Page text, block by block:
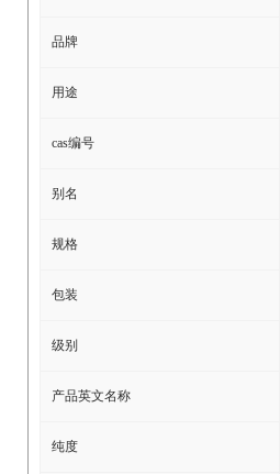
品牌
用途
cas编号
别名
规格
包装
级别
产品英文名称
纯度